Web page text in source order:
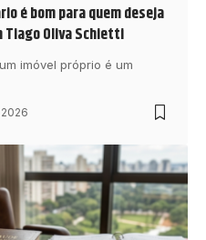
é bom para quem deseja
Tiago Oliva Schietti
imóvel próprio é um